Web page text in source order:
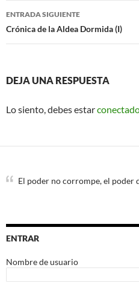
entradas
ENTRADA SIGUIENTE
Crónica de la Aldea Dormida (I)
DEJA UNA RESPUESTA
Lo siento, debes estar
El poder no corrompe, el poder
ENTRAR
Nombre de usuario